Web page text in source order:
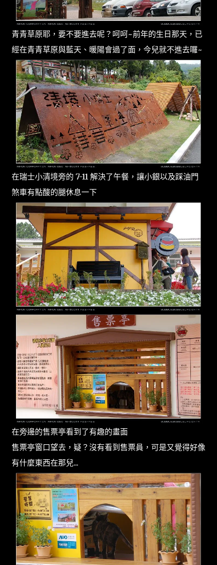
青青草原耶，要不要進去呢？呵呵~前年的生日那天，已
經在青青草原與藍天、暖陽會過了面，今兒就不進去囉~
在瑞士小清境旁的 7-11 解決了午餐，讓小銀以及踩油門
煞車有點酸的腿休息一下
在旁邊的售票亭看到了有趣的畫面
售票亭窗口望去，疑？沒有看到售票員，可是又覺得好像
有什麼東西在那兒...